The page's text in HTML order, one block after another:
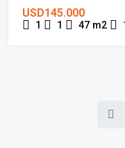
USD145.000
1 1 47 m2